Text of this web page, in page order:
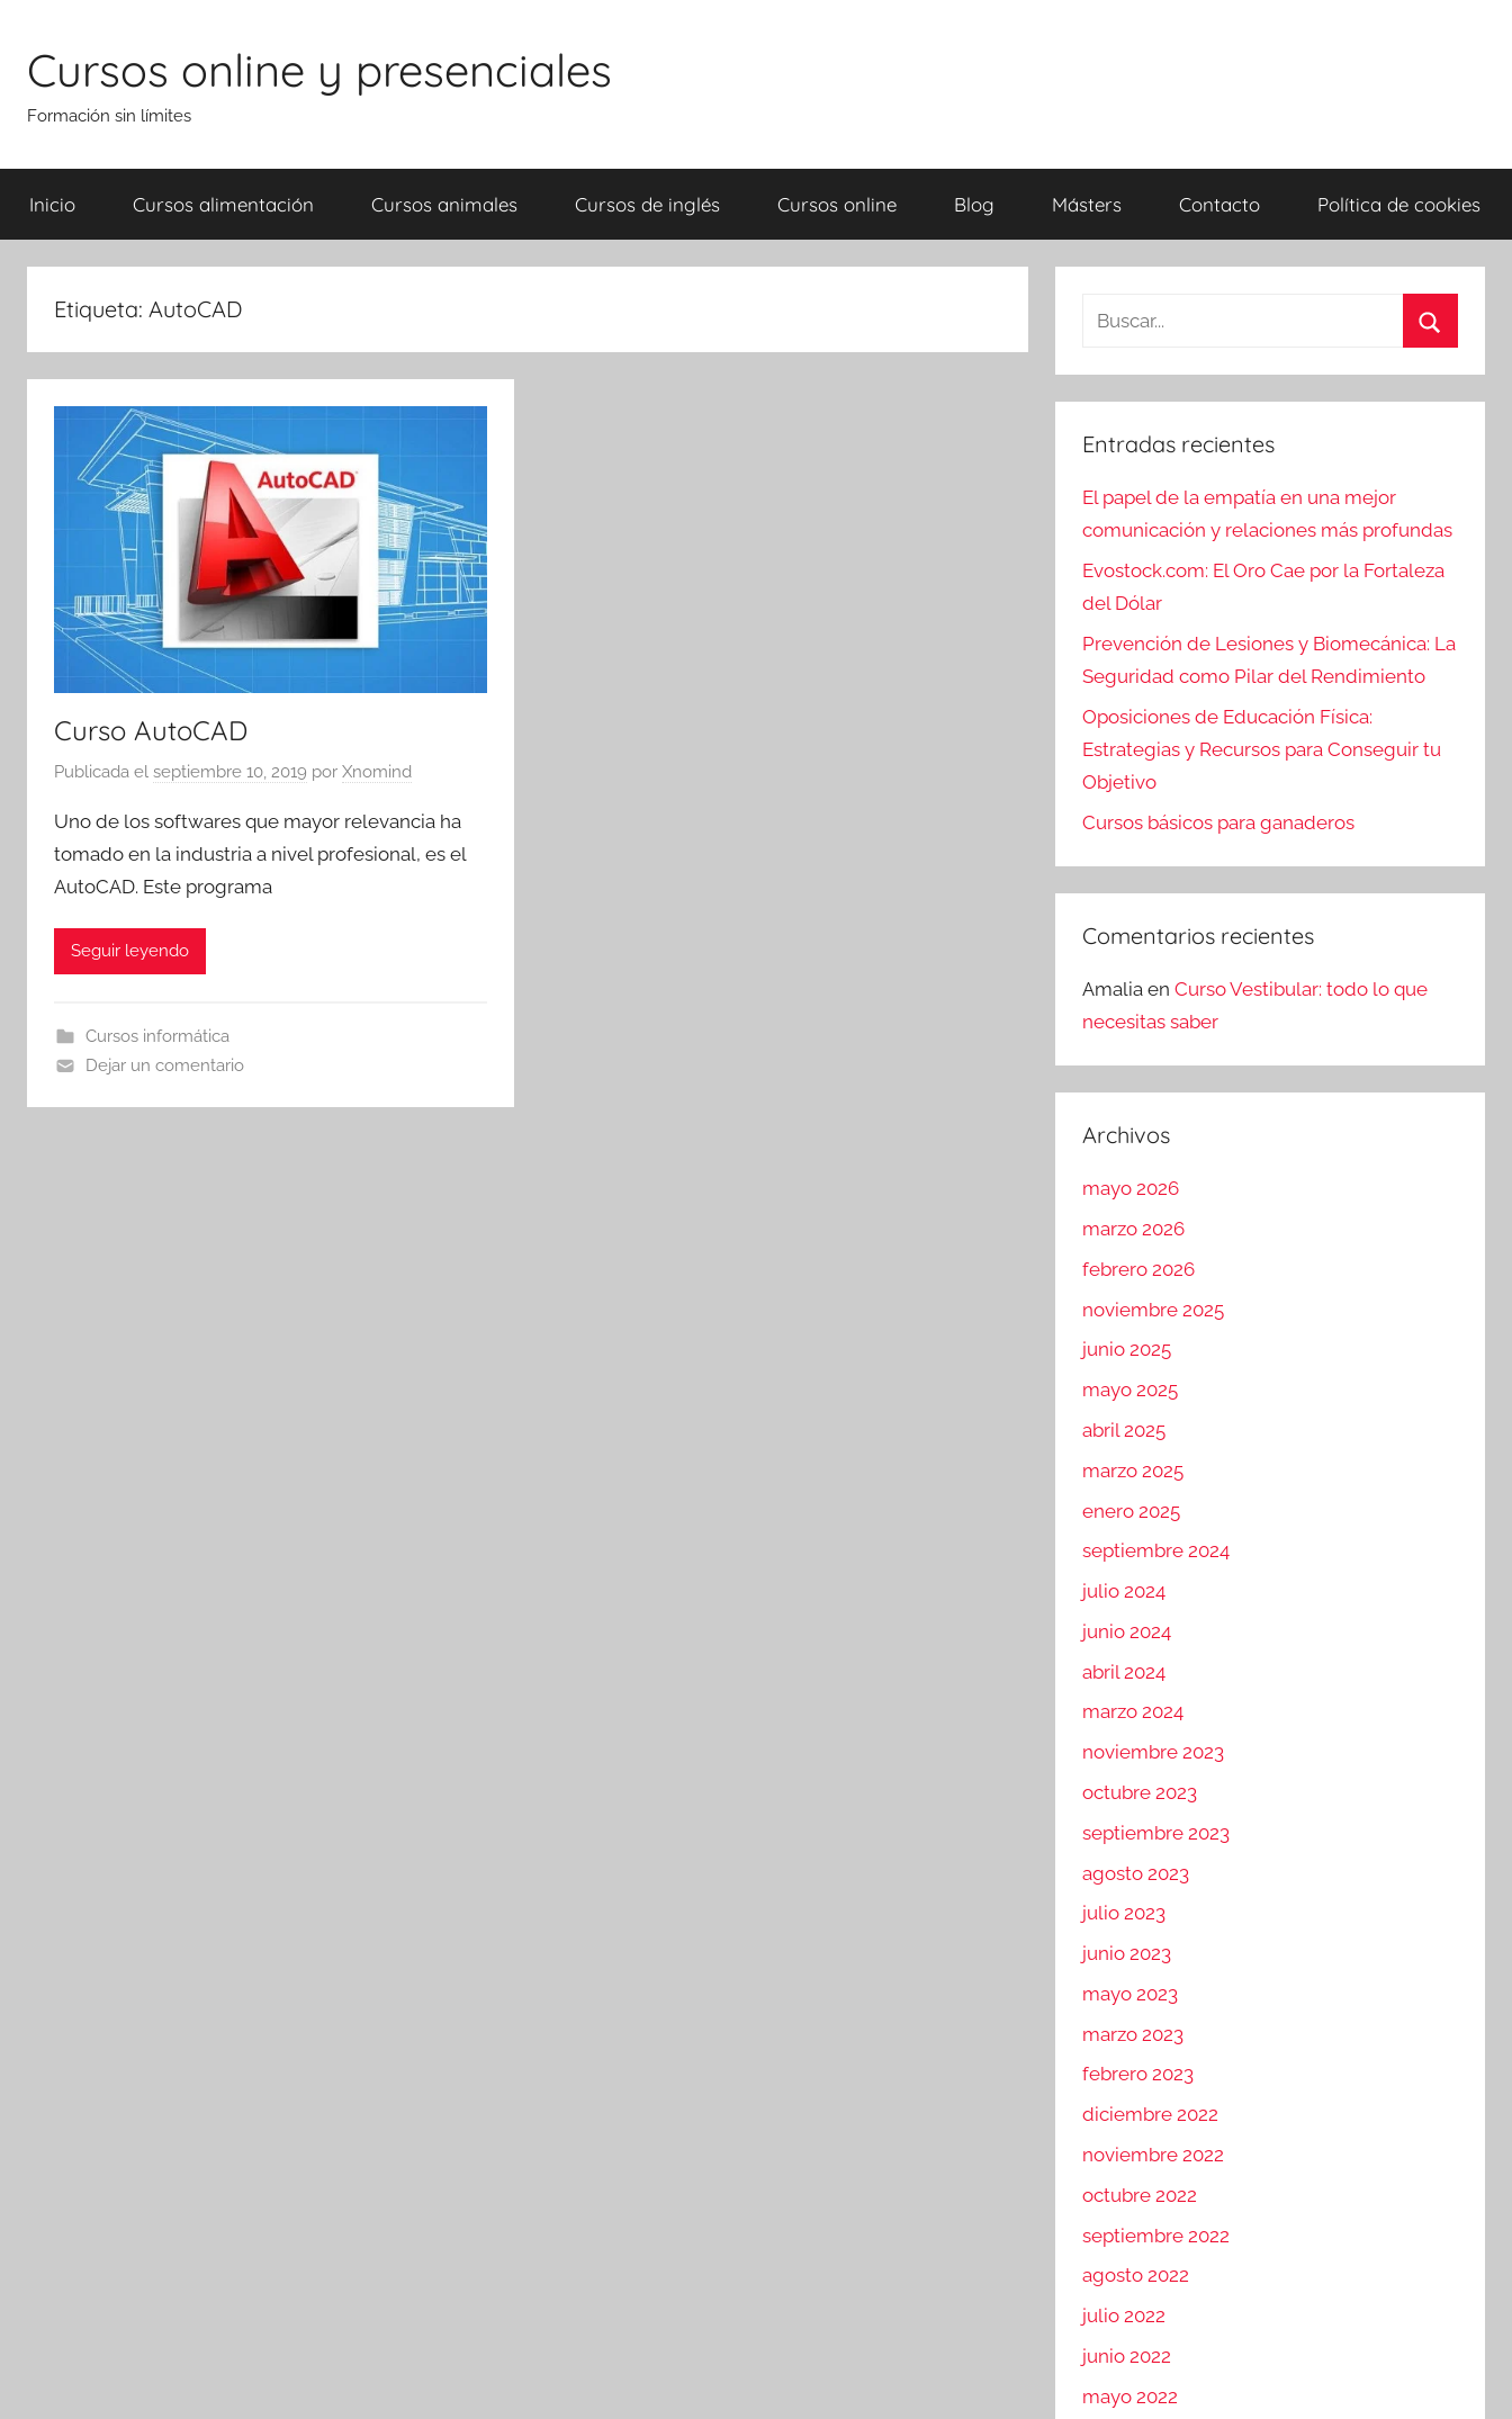
contenido
Cursos online y presenciales
Formación sin límites
Inicio Cursos alimentación Cursos animales Cursos de inglés Cursos online Blog Másters Contacto Política de cookies
Etiqueta: AutoCAD
Curso AutoCAD
Publicada el septiembre 10, 2019 por Xnomind
Uno de los softwares que mayor relevancia ha
tomado en la industria a nivel profesional, es el
AutoCAD. Este programa
Seguir leyendo
Cursos informática
Dejar un comentario
Entradas recientes
El papel de la empatía en una mejor
comunicación y relaciones más profundas
Evostock.com: El Oro Cae por la Fortaleza
del Dólar
Prevención de Lesiones y Biomecánica: La
Seguridad como Pilar del Rendimiento
Oposiciones de Educación Física:
Estrategias y Recursos para Conseguir tu
Objetivo
Cursos básicos para ganaderos
Comentarios recientes
Amalia enCurso Vestibular: todo lo que
necesitas saber
Archivos
mayo 2026
marzo 2026
febrero 2026
noviembre 2025
junio 2025
mayo 2025
abril 2025
marzo 2025
enero 2025
septiembre 2024
julio 2024
junio 2024
abril 2024
marzo 2024
noviembre 2023
octubre 2023
septiembre 2023
agosto 2023
julio 2023
junio 2023
mayo 2023
marzo 2023
febrero 2023
diciembre 2022
noviembre 2022
octubre 2022
septiembre 2022
agosto 2022
julio 2022
junio 2022
mayo 2022